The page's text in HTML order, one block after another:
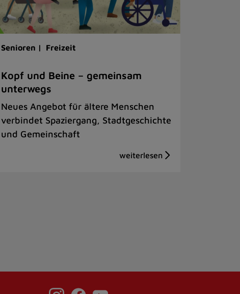
Senioren | Freizeit
Kopf und Beine – gemeinsam
unterwegs
Neues Angebot für ältere Menschen
verbindet Spaziergang, Stadtgeschichte
und Gemeinschaft